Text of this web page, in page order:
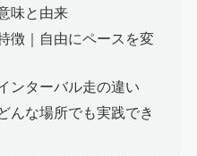
味と由来
徴｜自由にペースを変
ンターバル走の違い
んな場所でも実践でき